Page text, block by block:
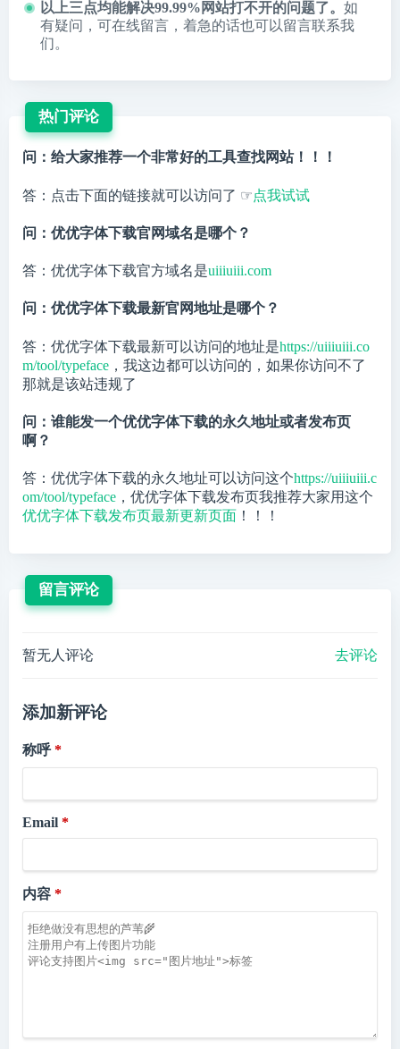
以上三点均能解决99.99%网站打不开的问题了。 如
有疑问，可在线留言，着急的话也可以留言联系我
们。
热门评论
问：给大家推荐一个非常好的工具查找网站！！！
答：点击下面的链接就可以访问了 ☞点我试试
问：优优字体下载官网域名是哪个？
答：优优字体下载官方域名是uiiiuiii.com
问：优优字体下载最新官网地址是哪个？
答：优优字体下载最新可以访问的地址是https://uiiiuiii.co
m/tool/typeface ，我这边都可以访问的，如果你访问不了
那就是该站违规了
问：谁能发一个优优字体下载的永久地址或者发布页
啊？
答：优优字体下载的永久地址可以访问这个https://uiiiuiii.c
om/tool/typeface ，优优字体下载发布页我推荐大家用这个
优优字体下载发布页最新更新页面 ！！！
留言评论
暂无人评论 去评论
添加新评论
称呼
Email
内容